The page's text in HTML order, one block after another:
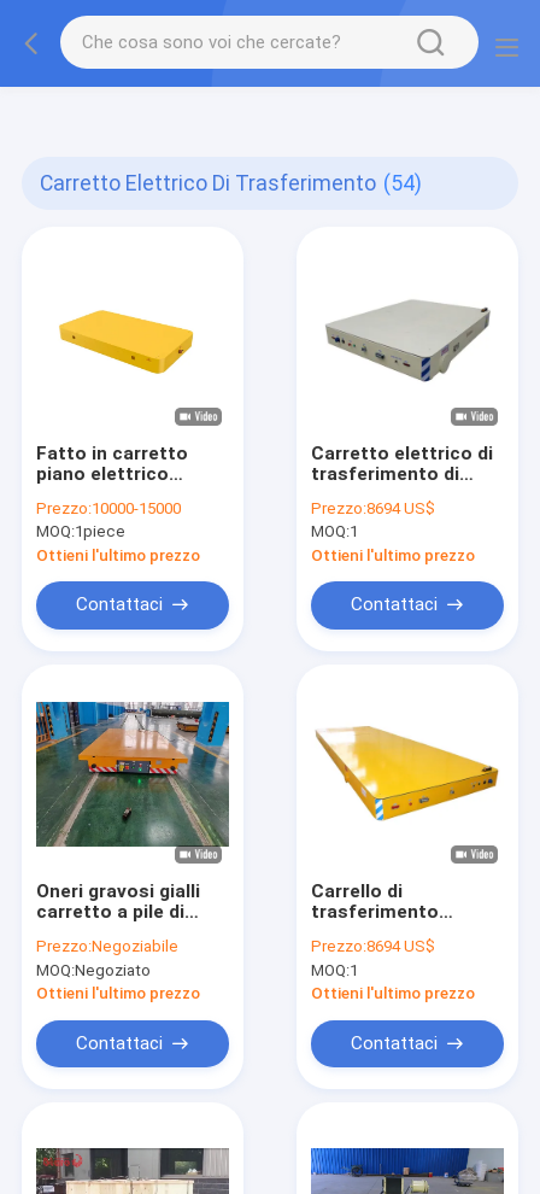
gtag('config', 'G-QWE9HWC3PF', {cookie_flags:
"SameSite=None;Secure"});
Carretto Elettrico Di Trasferimento (54)
Fatto in carretto
piano elettrico
automatico
antiesplosione del
carrello portautensili
del carretto
dell'attrezzatura di
maneggio del
Cina
Prezzo:10000-15000
MOQ:1piece
Ottieni l'ultimo prezzo
Contattaci
Carretto elettrico di
trasferimento di
con il segnale/Rail/C-
Rail piano che
esegue pista
Prezzo:8694 US$
MOQ:1
Ottieni l'ultimo prezzo
Contattaci
Oneri gravosi gialli
carretto a pile di
tonnellate per il
veicolo di trasporto
elettrico di industria
Prezzo:Negoziabile
MOQ:Negoziato
Ottieni l'ultimo prezzo
Contattaci
Carrello di
trasferimento
trasporto pesante da
20 T. Distanza di
marcia 50-500 m
Prezzo:8694 US$
MOQ:1
Ottieni l'ultimo prezzo
Contattaci